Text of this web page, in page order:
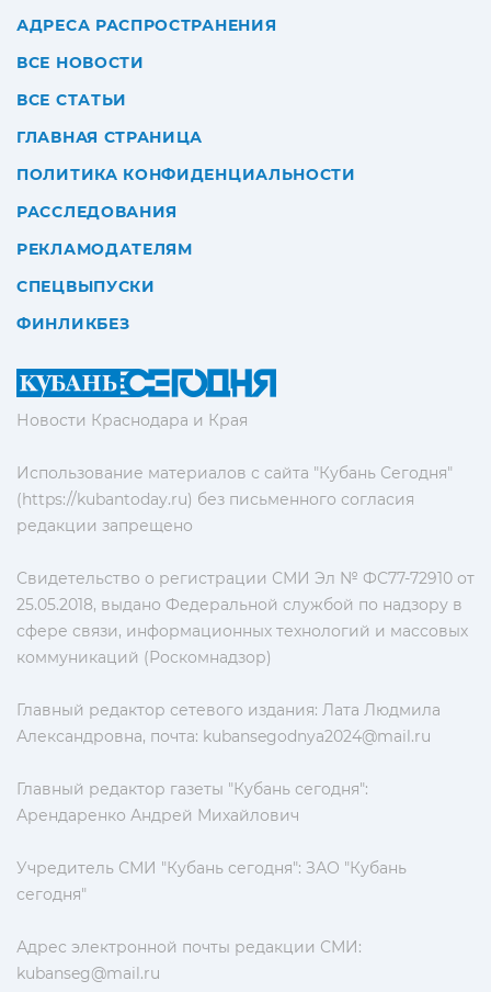
Новости Краснодара и Края
Использование материалов с сайта "Кубань Сегодня"
(https://kubantoday.ru) без письменного согласия
редакции запрещено
Свидетельство о регистрации СМИ Эл № ФС77-72910 от
25.05.2018, выдано Федеральной службой по надзору в
сфере связи, информационных технологий и массовых
коммуникаций (Роскомнадзор)
Главный редактор сетевого издания: Лата Людмила
Александровна, почта: kubansegodnya2024@mail.ru
Главный редактор газеты "Кубань сегодня":
Арендаренко Андрей Михайлович
Учредитель СМИ "Кубань сегодня": ЗАО "Кубань
сегодня"
Адрес электронной почты редакции СМИ:
kubanseg@mail.ru
АДРЕСА РАСПРОСТРАНЕНИЯ
ВСЕ НОВОСТИ
ВСЕ СТАТЬИ
ГЛАВНАЯ СТРАНИЦА
ПОЛИТИКА КОНФИДЕНЦИАЛЬНОСТИ
РАССЛЕДОВАНИЯ
РЕКЛАМОДАТЕЛЯМ
СПЕЦВЫПУСКИ
ФИНЛИКБЕЗ